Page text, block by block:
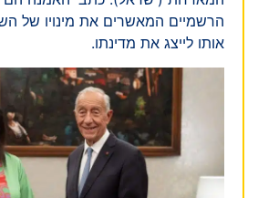
הרשמיים המאשרים את מינויו של
אותו לייצג את מדינתו.